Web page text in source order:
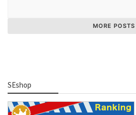
MORE POSTS
SEshop